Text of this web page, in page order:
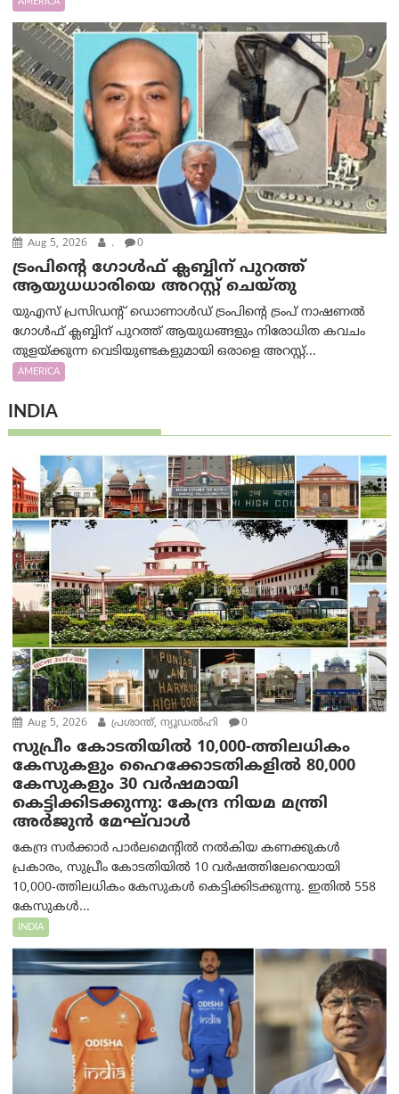
Aug 5, 2026 . 0
ട്രംപിന്റെ ഗോൾഫ് ക്ലബ്ബിന് പുറത്ത്
ആയുധധാരിയെ അറസ്റ്റ് ചെയ്തു
യുഎസ് പ്രസിഡന്റ് ഡൊണാൾഡ് ട്രംപിന്റെ ട്രംപ് നാഷണൽ
ഗോൾഫ് ക്ലബ്ബിന് പുറത്ത് ആയുധങ്ങളും നിരോധിത കവചം
തുളയ്ക്കുന്ന വെടിയുണ്ടകളുമായി ഒരാളെ അറസ്റ്റ്...
AMERICA
INDIA
Aug 5, 2026 പ്രശാന്ത്, ന്യൂഡല്‍ഹി 0
സുപ്രീം കോടതിയിൽ 10,000-ത്തിലധികം
കേസുകളും ഹൈക്കോടതികളിൽ 80,000
കേസുകളും 30 വർഷമായി
കെട്ടിക്കിടക്കുന്നു: കേന്ദ്ര നിയമ മന്ത്രി
അര്‍ജുന്‍ മേഘ്‌വാള്‍
കേന്ദ്ര സർക്കാർ പാർലമെന്റിൽ നൽകിയ കണക്കുകൾ
പ്രകാരം, സുപ്രീം കോടതിയിൽ 10 വർഷത്തിലേറെയായി
10,000-ത്തിലധികം കേസുകൾ കെട്ടിക്കിടക്കുന്നു. ഇതിൽ 558
കേസുകൾ...
INDIA